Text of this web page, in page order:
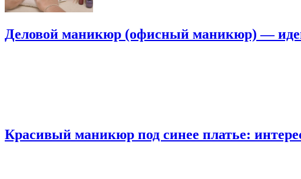
Деловой маникюр (офисный маникюр) —
Красивый маникюр под синее платье: